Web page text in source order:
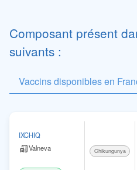
Composant présent
suivants :
Vaccins disponibles en
IXCHIQ
Valneva
Chikungunya